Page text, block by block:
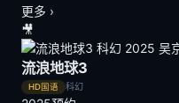
更多 ›
🎥
流浪地球3
HD国语 科幻